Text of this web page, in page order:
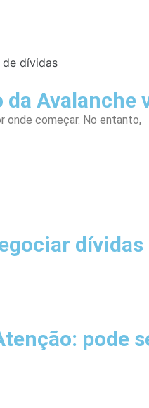
Avalanche
onde começar. No entanto,
dívidas
pode